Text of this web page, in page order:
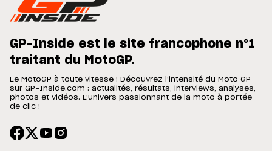
GP-Inside est le site francophone n°1
traitant du MotoGP.
Le MotoGP à toute vitesse ! Découvrez l'intensité du Moto GP
sur GP-Inside.com : actualités, résultats, interviews, analyses,
photos et vidéos. L'univers passionnant de la moto à portée
de clic !